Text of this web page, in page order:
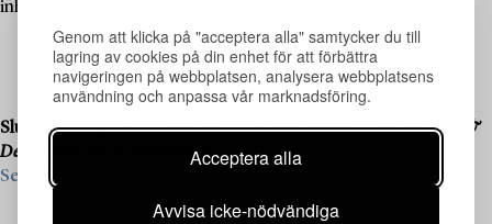
Genom att klicka på "acceptera alla" samtycker du till
lagring av cookies på din enhet för att förbättra
navigeringen på webbplatsen, analysera webbplatsens
användning och anpassa vår marknadsföring.
Acceptera alla
Avvisa icke-nödvändiga
inhemska varumärken och tillverkare.
Slutinlämning pågår till vår kommande liveauktionModern Art &
Design
, den 19–20 november.
Se vad vi söker och kontakta oss för värdering ›